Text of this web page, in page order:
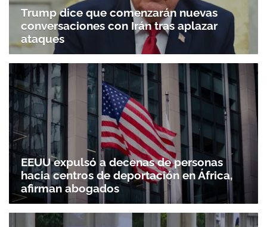
Trump dice que comenzarán nuevas
conversaciones con Irán tras aplazar
ataques
EEUU expulsó a decenas de personas
hacia centros de deportación en África,
afirman abogados